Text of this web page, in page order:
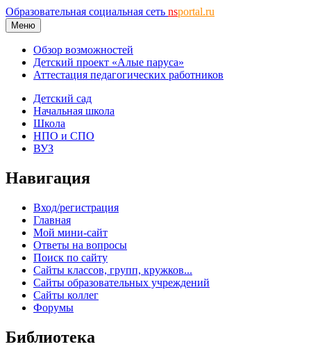
Образовательная социальная сеть nsportal.ru
Меню
Обзор возможностей
Детский проект «Алые паруса»
Аттестация педагогических работников
Детский сад
Начальная школа
Школа
НПО и СПО
ВУЗ
Навигация
Вход/регистрация
Главная
Мой мини-сайт
Ответы на вопросы
Поиск по сайту
Сайты классов, групп, кружков...
Сайты образовательных учреждений
Сайты коллег
Форумы
Библиотека